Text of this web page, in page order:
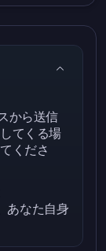
から送信
てくる場
くださ
あなた自身